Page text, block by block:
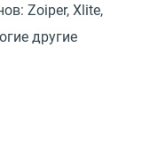
Zoiper, Xlite,
другие